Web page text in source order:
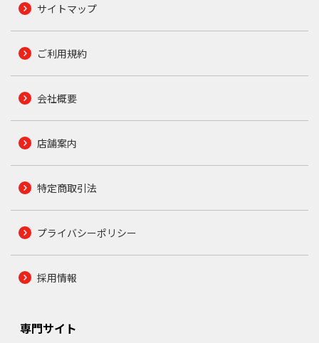
サイトマップ
ご利用規約
会社概要
店舗案内
特定商取引法
プライバシーポリシー
採用情報
専門サイト